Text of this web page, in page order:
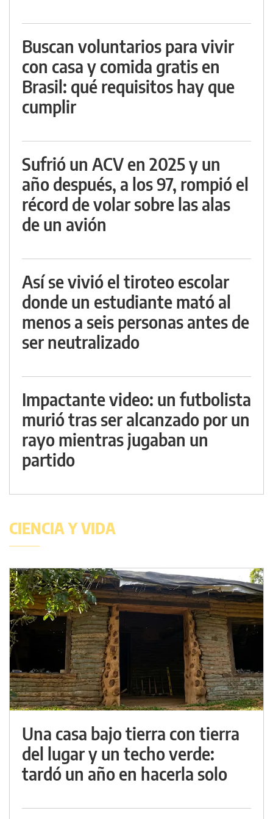
Buscan voluntarios para vivir
con casa y comida gratis en
Brasil: qué requisitos hay que
cumplir
Sufrió un ACV en 2025 y un
año después, a los 97, rompió el
récord de volar sobre las alas
de un avión
Así se vivió el tiroteo escolar
donde un estudiante mató al
menos a seis personas antes de
ser neutralizado
Impactante video: un futbolista
murió tras ser alcanzado por un
rayo mientras jugaban un
partido
CIENCIA Y VIDA
Una casa bajo tierra con tierra
del lugar y un techo verde:
tardó un año en hacerla solo